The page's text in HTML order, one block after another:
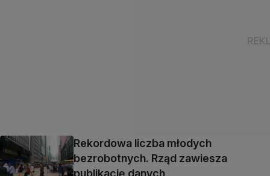
Rekordowa liczba młodych
bezrobotnych. Rząd zawiesza
publikację danych